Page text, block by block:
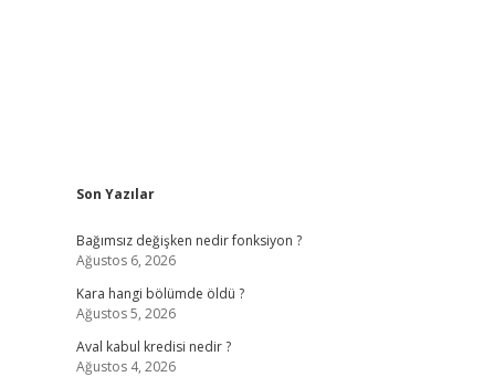
Sidebar
Son Yazılar
Bağımsız değişken nedir fonksiyon ?
Ağustos 6, 2026
Kara hangi bölümde öldü ?
Ağustos 5, 2026
Aval kabul kredisi nedir ?
Ağustos 4, 2026